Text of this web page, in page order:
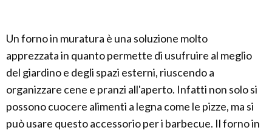
Un forno in muratura è una soluzione molto
apprezzata in quanto permette di usufruire al meglio
del giardino e degli spazi esterni, riuscendo a
organizzare cene e pranzi all'aperto. Infatti non solo si
possono cuocere alimenti a legna come le pizze, ma si
può usare questo accessorio per i barbecue. Il forno in